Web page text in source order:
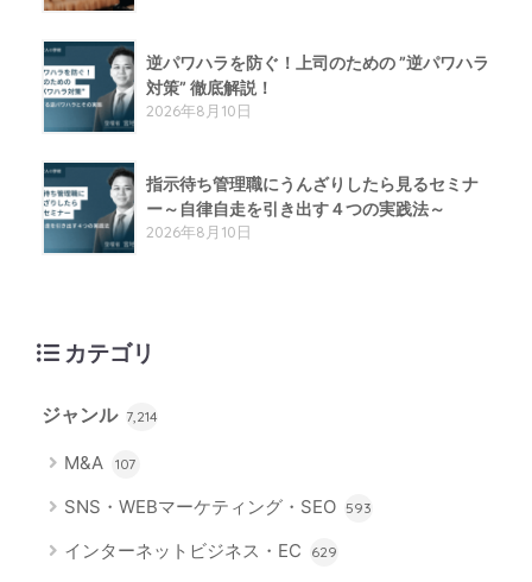
逆パワハラを防ぐ！上司のための ”逆パワハラ
対策” 徹底解説！
2026年8月10日
指示待ち管理職にうんざりしたら見るセミナ
ー～自律自走を引き出す４つの実践法～
2026年8月10日
カテゴリ
ジャンル 7,214
M&A 107
SNS・WEBマーケティング・SEO 593
インターネットビジネス・EC 629